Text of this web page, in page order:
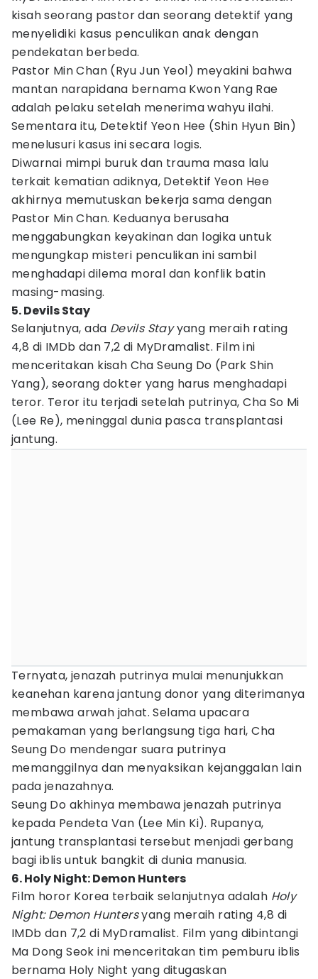
kisah seorang pastor dan seorang detektif yang
menyelidiki kasus penculikan anak dengan
pendekatan berbeda.
Pastor Min Chan (Ryu Jun Yeol) meyakini bahwa
mantan narapidana bernama Kwon Yang Rae
adalah pelaku setelah menerima wahyu ilahi.
Sementara itu, Detektif Yeon Hee (Shin Hyun Bin)
menelusuri kasus ini secara logis.
Diwarnai mimpi buruk dan trauma masa lalu
terkait kematian adiknya, Detektif Yeon Hee
akhirnya memutuskan bekerja sama dengan
Pastor Min Chan. Keduanya berusaha
menggabungkan keyakinan dan logika untuk
mengungkap misteri penculikan ini sambil
menghadapi dilema moral dan konflik batin
masing-masing.
5. Devils Stay
Selanjutnya, ada Devils Stayyang meraih rating
4,8 di IMDb dan 7,2 di MyDramalist. Film ini
menceritakan kisah Cha Seung Do (Park Shin
Yang), seorang dokter yang harus menghadapi
teror. Teror itu terjadi setelah putrinya, Cha So Mi
(Lee Re), meninggal dunia pasca transplantasi
jantung.
Ternyata, jenazah putrinya mulai menunjukkan
keanehan karena jantung donor yang diterimanya
membawa arwah jahat. Selama upacara
pemakaman yang berlangsung tiga hari, Cha
Seung Do mendengar suara putrinya
memanggilnya dan menyaksikan kejanggalan lain
pada jenazahnya.
Seung Do akhinya membawa jenazah putrinya
kepada Pendeta Van (Lee Min Ki). Rupanya,
jantung transplantasi tersebut menjadi gerbang
bagi iblis untuk bangkit di dunia manusia.
6. Holy Night: Demon Hunters
Film horor Korea terbaik selanjutnya adalah Holy
Night: Demon Huntersyang meraih rating 4,8 di
IMDb dan 7,2 di MyDramalist. Film yang dibintangi
Ma Dong Seok ini menceritakan tim pemburu iblis
bernama Holy Night yang ditugaskan